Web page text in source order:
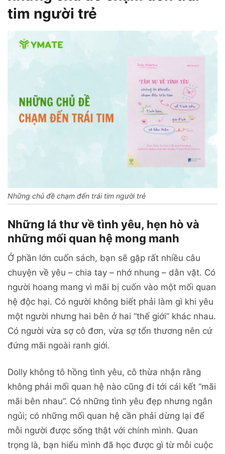
tim người trẻ
Những chủ đề chạm đến trái tim người trẻ
Những lá thư về tình yêu, hẹn hò và
những mối quan hệ mong manh
Ở phần lớn cuốn sách, bạn sẽ gặp rất nhiều câu
chuyện về yêu – chia tay – nhớ nhung – dằn vặt. Có
người hoang mang vì mãi bị cuốn vào một mối quan
hệ độc hại. Có người không biết phải làm gì khi yêu
một người nhưng hai bên ở hai “thế giới” khác nhau.
Có người vừa sợ cô đơn, vừa sợ tổn thương nên cứ
đứng mãi ngoài ranh giới.
Dolly không tô hồng tình yêu, cô thừa nhận rằng
không phải mối quan hệ nào cũng đi tới cái kết “mãi
mãi bên nhau”. Có những tình yêu đẹp nhưng ngắn
ngủi; có những mối quan hệ cần phải dừng lại để
mỗi người được sống thật với chính mình. Quan
trọng là, bạn hiểu mình đã học được gì từ mỗi cuộc